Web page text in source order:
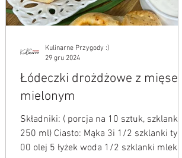
Łódeczki drożdżowe z mięsem
mielonym
Składniki: ( porcja na 10 sztuk, szklanka
250 ml) Ciasto: Mąka 3i 1/2 szklanki typ
00 olej 5 łyżek woda 1/2 szklanki mleko
Kulinarne Przygody :)
29 gru 2024